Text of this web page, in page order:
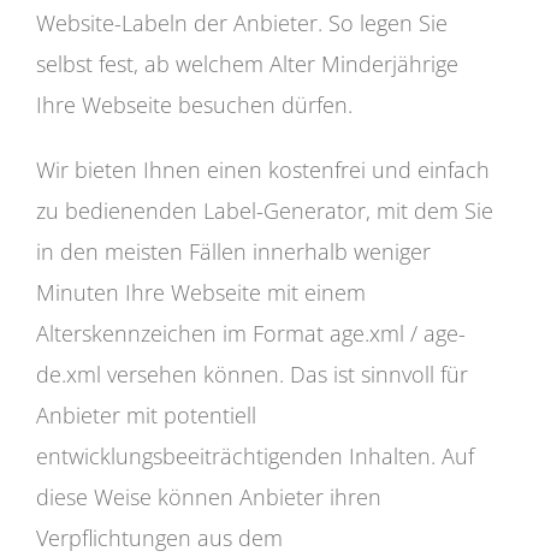
Website-Labeln der Anbieter. So legen Sie
selbst fest, ab welchem Alter Minderjährige
Ihre Webseite besuchen dürfen.
Wir bieten Ihnen einen kostenfrei und einfach
zu bedienenden Label-Generator, mit dem Sie
in den meisten Fällen innerhalb weniger
Minuten Ihre Webseite mit einem
Alterskennzeichen im Format age.xml / age-
de.xml versehen können. Das ist sinnvoll für
Anbieter mit potentiell
entwicklungsbeeiträchtigenden Inhalten. Auf
diese Weise können Anbieter ihren
Verpflichtungen aus dem